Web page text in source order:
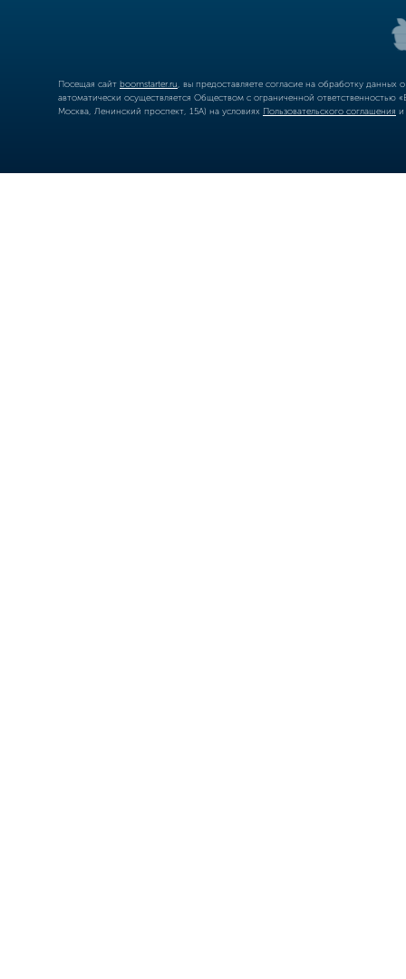
Посещая сайт boomstarter.ru , вы предоставляете согласие на обработку
автоматически осуществляется Обществом с ограниченной
Москва, Ленинский проспект, 15А) на условиях Пользовательского соглашения и